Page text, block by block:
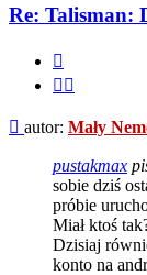
Re: Talisman:
Post
autor: Mały
pustakmax
sobie dziś
próbie
Miał ktoś
Dzisiaj
konto na